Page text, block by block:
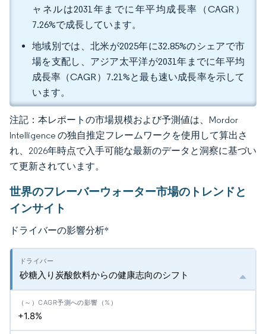
ャネルは2031年までに年平均成長率（CAGR）
7.26%で成長しています。
地域別では、北米が2025年に32.85%のシェアで市
場を支配し、アジア太平洋が2031年までに年平均
成長率（CAGR）7.21%と最も速い成長率を示して
います。
注記：本レポートの市場規模および予測値は、Mordor
Intelligence の独自推定フレームワークを使用して算出さ
れ、2026年時点で入手可能な最新のデータと洞察に基づい
て更新されています。
世界のフレーバーウォーター市場のトレンドと
インサイト
ドライバーの影響分析*
砂糖入り炭酸飲料からの健康志向のシフト
+1.8%